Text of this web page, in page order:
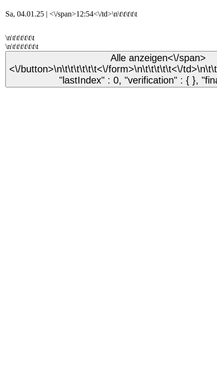
Sa, 04.01.25 | <\/span>12:54<\/td>\n\t\t\t\t\t
\n\t\t\t\t\t\t
\n\t\t\t\t\t\t\t
Alle anzeigen<\/span>
<\/button>\n\t\t\t\t\t\t<\/form>\n\t\t\t\t\t<\/
"lastIndex"